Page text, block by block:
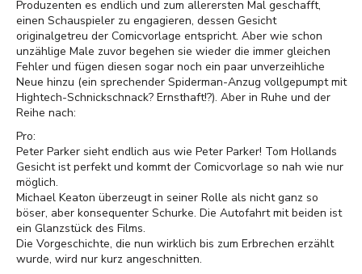
Produzenten es endlich und zum allerersten Mal geschafft,
einen Schauspieler zu engagieren, dessen Gesicht
originalgetreu der Comicvorlage entspricht. Aber wie schon
unzählige Male zuvor begehen sie wieder die immer gleichen
Fehler und fügen diesen sogar noch ein paar unverzeihliche
Neue hinzu (ein sprechender Spiderman-Anzug vollgepumpt mit
Hightech-Schnickschnack? Ernsthaft!?). Aber in Ruhe und der
Reihe nach:
Pro:
Peter Parker sieht endlich aus wie Peter Parker! Tom Hollands
Gesicht ist perfekt und kommt der Comicvorlage so nah wie nur
möglich.
Michael Keaton überzeugt in seiner Rolle als nicht ganz so
böser, aber konsequenter Schurke. Die Autofahrt mit beiden ist
ein Glanzstück des Films.
Die Vorgeschichte, die nun wirklich bis zum Erbrechen erzählt
wurde, wird nur kurz angeschnitten.